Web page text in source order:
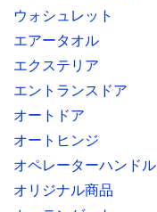
ウォシュレット
エアータオル
エクステリア
エントランスドア
オートドア
オートヒンジ
オペレーターハンドル
オリジナル商品